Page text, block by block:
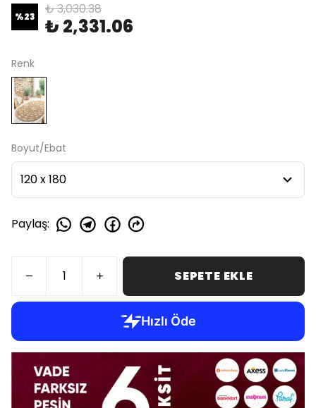
%23 ₺ 3,030.38
₺ 2,331.06
Renk
Boyut/Ebat
Paylaş:
SEPETE EKLE